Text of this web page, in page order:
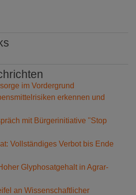
im Vordergrund
erkennen und
mit Bürgerinitiative "Stop
Vollständiges Verbot bis Ende
Glyphosatgehalt in Agrar-
an Wissenschaftlicher